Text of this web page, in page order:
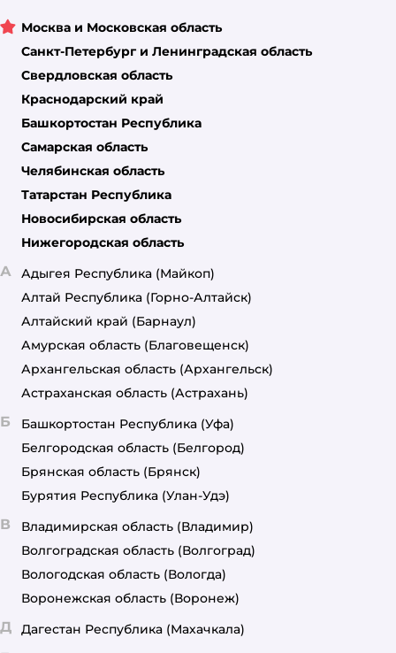
Москва и Московская область
Санкт-Петербург и Ленинградская область
Свердловская область
Краснодарский край
Башкортостан Республика
Самарская область
Челябинская область
Татарстан Республика
Новосибирская область
Нижегородская область
А Адыгея Республика (Майкоп)
Алтай Республика (Горно-Алтайск)
Алтайский край (Барнаул)
Амурская область (Благовещенск)
Архангельская область (Архангельск)
Астраханская область (Астрахань)
Б Башкортостан Республика (Уфа)
Белгородская область (Белгород)
Брянская область (Брянск)
Бурятия Республика (Улан-Удэ)
В Владимирская область (Владимир)
Волгоградская область (Волгоград)
Вологодская область (Вологда)
Воронежская область (Воронеж)
Д Дагестан Республика (Махачкала)